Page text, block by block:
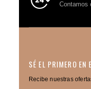
$250,00
0 out of 5
$15,00
Incluido
Contamos
SÉ EL PRIMERO EN
Recibe nuestras